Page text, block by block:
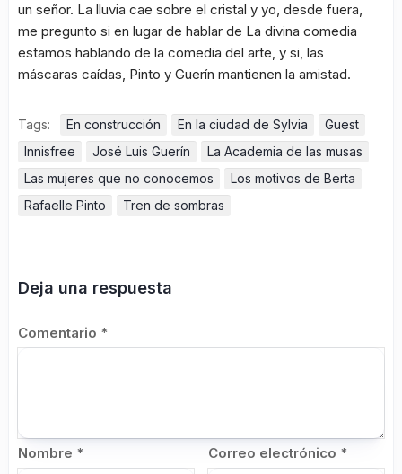
un señor. La lluvia cae sobre el cristal y yo, desde fuera,
me pregunto si en lugar de hablar de La divina comedia
estamos hablando de la comedia del arte, y si, las
máscaras caídas, Pinto y Guerín mantienen la amistad.
Tags: En construcción En la ciudad de Sylvia
Guest
Innisfree
José Luis Guerín
La Academia de las musas
Las mujeres que no conocemos
Los motivos de Berta
Rafaelle Pinto
Tren de sombras
Deja una respuesta
Comentario *
Nombre * Correo electrónico *